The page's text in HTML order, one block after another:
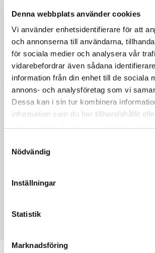
Denna webbplats använder cookies
Vi använder enhetsidentifierare för att
och annonserna till användarna,
för sociala medier och analysera vår
vidarebefordrar även sådana
information från din enhet till de sociala
annons- och analysföretag som vi
Dessa kan i sin tur kombinera
information som du har tillhandahållit
Nödvändig
Inställningar
Statistik
Marknadsföring
OBS:Vi reserverar oss för att det kan finnas
uppdaterade dokument hos leverantören.
löpande med att säkerställa att våra
Skapa konto Logga in
Skapa inloggning, bli företagskund
övriga dokument.
Det finns ännu ingen film för denna produkt